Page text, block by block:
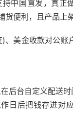
中国直发，真正
便利，且产品上
、美金收款对公
后台自定义配送时
日后把钱存进对